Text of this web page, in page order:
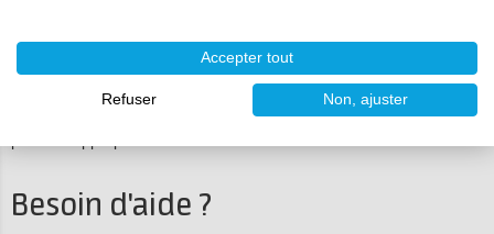
Mieux vaut prévenir que guérir
Avant de commencer un grand projet, nous recommandons
toujours de faire un petit « test goutte » sur votre original. Cela
montre immédiatement si le matériau de votre modèle (comme la
Besoin d'aide ?
Accepter tout
Refuser Non, ajuster